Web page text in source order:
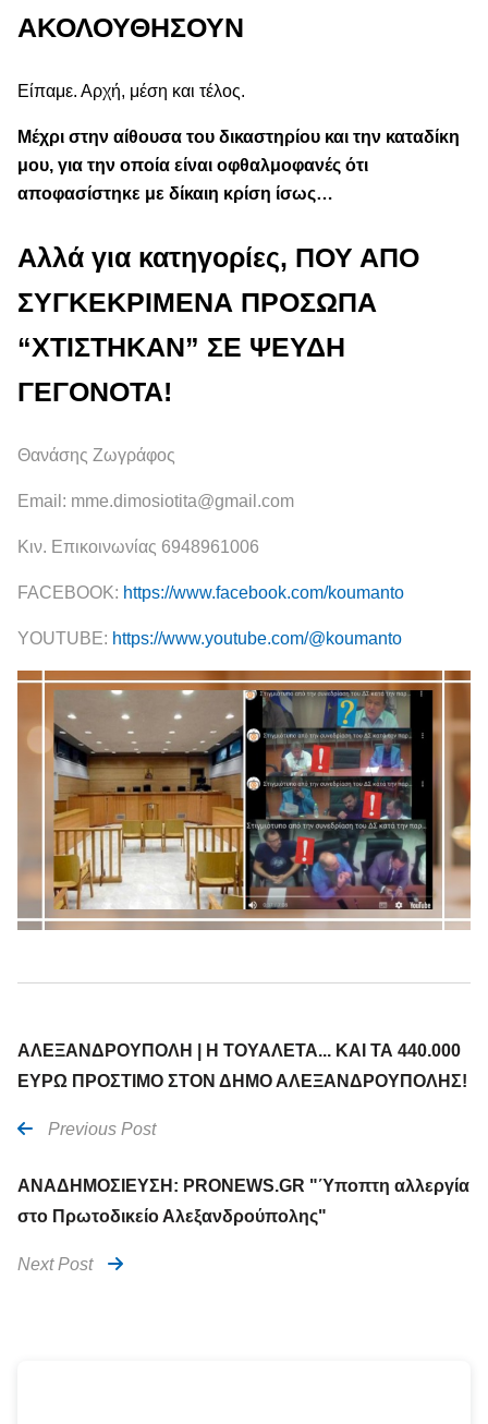
ΑΚΟΛΟΥΘΗΣΟΥΝ
Είπαμε. Αρχή, μέση και τέλος.
Μέχρι στην αίθουσα του δικαστηρίου και την καταδίκη
μου, για την οποία είναι οφθαλμοφανές ότι
αποφασίστηκε με δίκαιη κρίση ίσως…
Αλλά για κατηγορίες, ΠΟΥ ΑΠΟ
ΣΥΓΚΕΚΡΙΜΕΝΑ ΠΡΟΣΩΠΑ
“ΧΤΙΣΤΗΚΑΝ” ΣΕ ΨΕΥΔΗ
ΓΕΓΟΝΟΤΑ!
Θανάσης Ζωγράφος
Email: mme.dimosiotita@gmail.com
Κιν. Επικοινωνίας 6948961006
FACEBOOK: https://www.facebook.com/koumanto
YOUTUBE: https://www.youtube.com/@koumanto
ΑΛΕΞΑΝΔΡΟΥΠΟΛΗ | Η ΤΟΥΑΛΕΤΑ... ΚΑΙ ΤΑ 440.000
ΕΥΡΩ ΠΡΟΣΤΙΜΟ ΣΤΟΝ ΔΗΜΟ ΑΛΕΞΑΝΔΡΟΥΠΟΛΗΣ!
Previous Post
ΑΝΑΔΗΜΟΣΙΕΥΣΗ: PRONEWS.GR "Ύποπτη αλλεργία
στο Πρωτοδικείο Αλεξανδρούπολης"
Next Post